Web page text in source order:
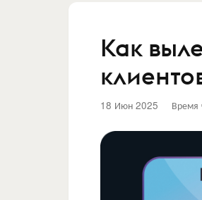
Как
18 Июн 2025 Время